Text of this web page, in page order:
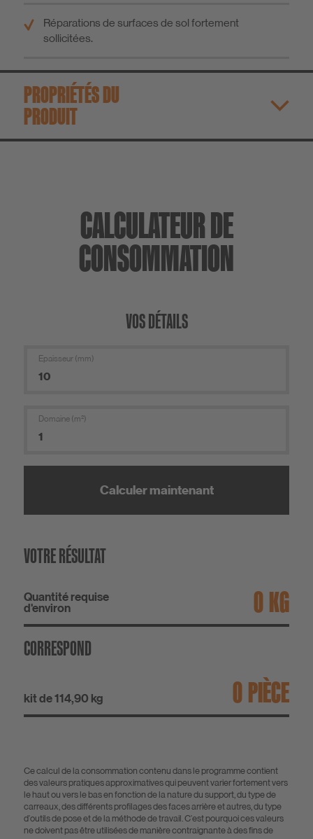
Réparations de surfaces de sol fortement
sollicitées.
PROPRIÉTÉS DU
PRODUIT
CALCULATEUR DE
CONSOMMATION
VOS DÉTAILS
Epaisseur (mm)
Domaine (m²)
Calculer maintenant
VOTRE RÉSULTAT
Quantité requise
d'environ KG
CORRESPOND
kit de 114,90 kg PIÈCE
Ce calcul de la consommation contenu dans le programme contient
des valeurs pratiques approximatives qui peuvent varier fortement vers
le haut ou vers le bas en fonction de la nature du support, du type de
carreaux, des différents profilages des faces arrière et autres, du type
d'outils de pose et de la méthode de travail. C'est pourquoi ces valeurs
ne doivent pas être utilisées de manière contraignante à des fins de